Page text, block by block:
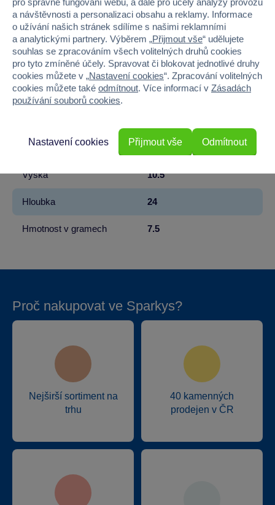
Kód produktu 30ZA-1111
Značka Sparkys
Věk od 3
Pohlaví HOLKA, KLUK
Šířka 10.5
Výška 10.5
Hloubka 24
Hmotnost v gramech 7.5
Proč nakupovat ve Sparkys?
Nejširší sortiment na
trhu
40 kamenných
prodejen v ČR
pro správné fungování webu, a dále pro účely analýzy provozu
a návštěvnosti a personalizaci obsahu a reklamy. Informace
o užívání našich stránek sdílíme s našimi reklamními
a analytickými partnery. Výběrem „Přijmout vše“ udělujete
souhlas se zpracováním všech volitelných druhů cookies
pro tyto zmíněné účely. Spravovat či blokovat jednotlivé druhy
cookies můžete v „Nastavení cookies“. Zpracování volitelných
cookies můžete také odmítnout. Více informací v Zásadách
používání souborů cookies.
Odmítnout
Nastavení cookies Přijmout vše